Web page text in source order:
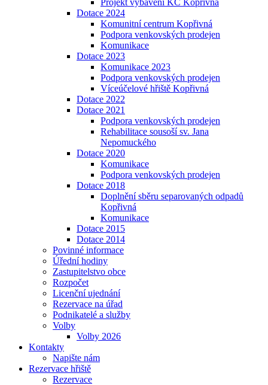
Projekt vybavení KC Kopřivná
Dotace 2024
Komunitní centrum Kopřivná
Podpora venkovských prodejen
Komunikace
Dotace 2023
Komunikace 2023
Podpora venkovských prodejen
Víceúčelové hřiště Kopřivná
Dotace 2022
Dotace 2021
Podpora venkovských prodejen
Rehabilitace sousoší sv. Jana
Nepomuckého
Dotace 2020
Komunikace
Podpora venkovských prodejen
Dotace 2018
Doplnění sběru separovaných odpadů
Kopřivná
Komunikace
Dotace 2015
Dotace 2014
Povinné informace
Úřední hodiny
Zastupitelstvo obce
Rozpočet
Licenční ujednání
Rezervace na úřad
Podnikatelé a služby
Volby
Volby 2026
Kontakty
Napište nám
Rezervace hřiště
Rezervace